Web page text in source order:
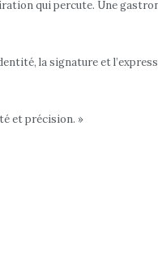
qui percute. Une
la signature et
et précision. »